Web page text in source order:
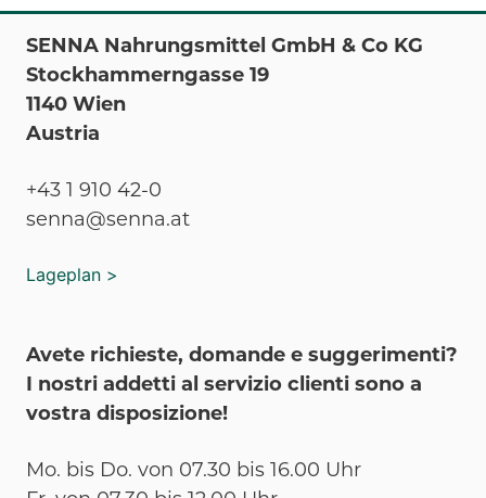
SENNA Nahrungsmittel GmbH & Co KG
Stockhammerngasse 19
1140 Wien
Austria
+43 1 910 42-0
senna@senna.at
Lageplan >
Avete richieste, domande e suggerimenti?
I nostri addetti al servizio clienti sono a
vostra disposizione!
Mo. bis Do. von 07.30 bis 16.00 Uhr